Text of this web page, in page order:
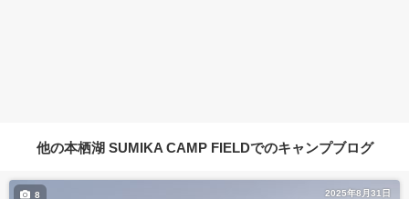
他の本栖湖 SUMIKA CAMP FIELDでのキャンプブログ
2025年8月31日
8